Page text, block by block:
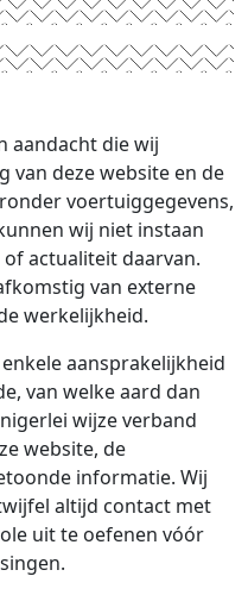
aandacht die wij
van deze website en de
voertuiggegevens,
wij niet instaan
actualiteit daarvan.
van externe
werkelijkheid.
aansprakelijkheid
van welke aard dan
wijze verband
website, de
informatie. Wij
altijd contact met
uit te oefenen vóór